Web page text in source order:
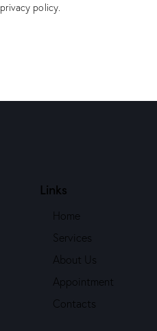
privacy policy.
Links
Home
Services
About Us
Appointment
Contacts